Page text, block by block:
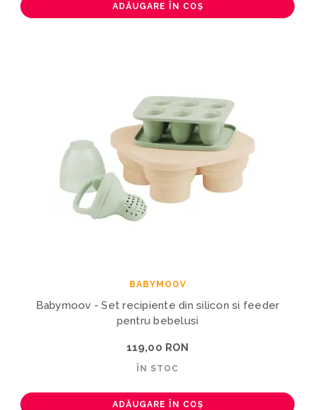
ADĂUGARE ÎN COȘ
BABYMOOV
Babymoov - Set recipiente din silicon si feeder
pentru bebelusi
119,00 RON
ÎN STOC
ADĂUGARE ÎN COȘ